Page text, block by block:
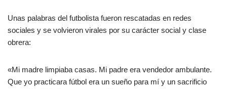
Unas palabras del futbolista fueron rescatadas en redes
sociales y se volvieron virales por su carácter social y clase
obrera:
«Mi madre limpiaba casas. Mi padre era vendedor ambulante.
Que yo practicara fútbol era un sueño para mí y un sacrificio